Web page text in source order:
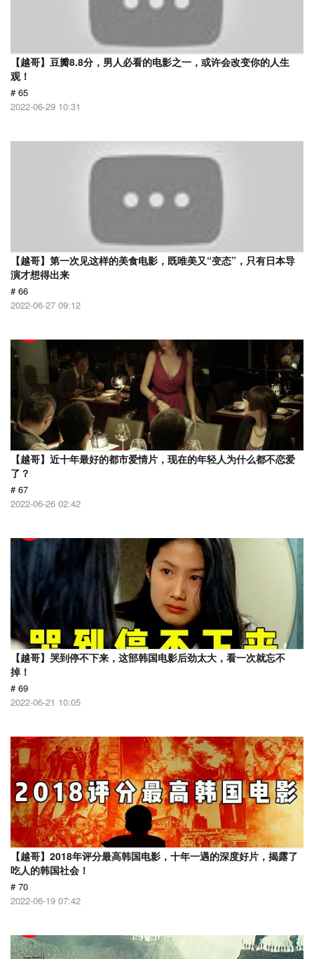
【越哥】豆瓣8.8分，男人必看的电影之一，或许会改变你的人生
观！
# 65
2022-06-29 10:31
【越哥】第一次见这样的美食电影，既唯美又“变态”，只有日本导
演才想得出来
# 66
2022-06-27 09:12
【越哥】近十年最好的都市爱情片，现在的年轻人为什么都不恋爱
了？
# 67
2022-06-26 02:42
【越哥】哭到停不下来，这部韩国电影后劲太大，看一次就忘不
掉！
# 69
2022-06-21 10:05
【越哥】2018年评分最高韩国电影，十年一遇的深度好片，揭露了
吃人的韩国社会！
# 70
2022-06-19 07:42